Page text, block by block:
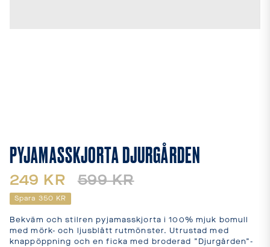
PYJAMASSKJORTA DJURGÅRDEN
249 KR 599 KR
Spara 350 KR
Bekväm och stilren pyjamasskjorta i 100% mjuk bomull
med mörk- och ljusblått rutmönster. Utrustad med
knappöppning och en ficka med broderad ”Djurgården”-